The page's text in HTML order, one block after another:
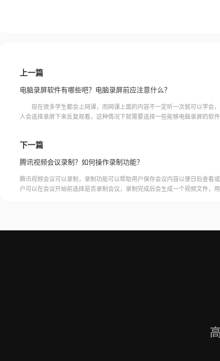
上一篇
电脑录屏软件有哪些吧？电脑录屏前应注意什么？
现在很多学生都会上网课，而网课上面的内容不一定听一次就可以学会
人会选择录屏下来反复观看，这种情况下就需要选择一些能够电脑录屏的软
下一篇
腾讯视频会议录制？如何操作录制功能？
腾讯视频会议可以录制，录制功能可以帮助用户保存会议内容以便日后查看
户可以在会议开始前选择是否录制会议，录制完成后会生成一个视频文件，